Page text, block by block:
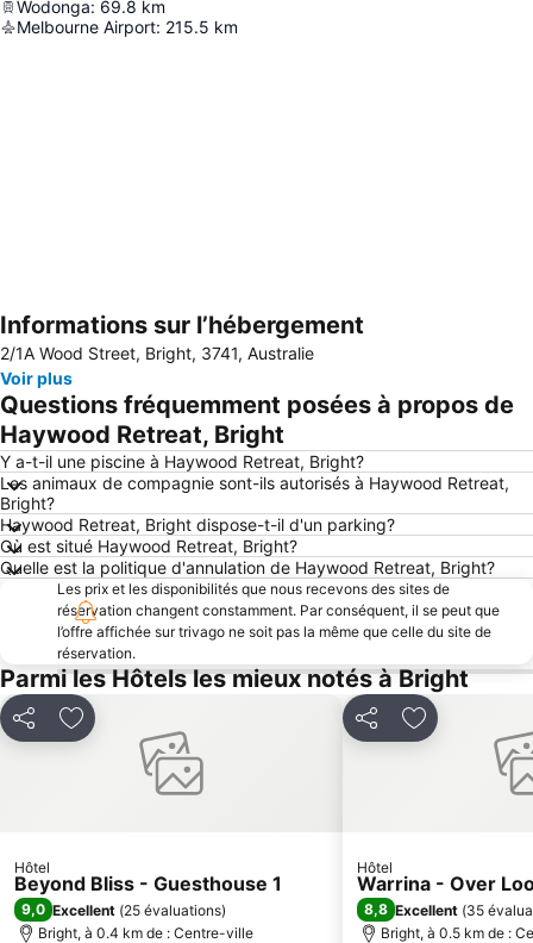
Wodonga: 69.8 km
Melbourne Airport: 215.5 km
Agrandir la carte
Informations sur l’hébergement
2/1A Wood Street, Bright, 3741, Australie
Voir plus
Questions fréquemment posées à propos de
Haywood Retreat, Bright
Y a-t-il une piscine à Haywood Retreat, Bright?
Les animaux de compagnie sont-ils autorisés à Haywood Retreat,
Bright?
Haywood Retreat, Bright dispose-t-il d'un parking?
Où est situé Haywood Retreat, Bright?
Quelle est la politique d'annulation de Haywood Retreat, Bright?
Les prix et les disponibilités que nous recevons des sites de
réservation changent constamment. Par conséquent, il se peut que
l’offre affichée sur trivago ne soit pas la même que celle du site de
réservation.
Parmi les Hôtels les mieux notés à Bright
PartagerAjouter à mes favoris
Hôtel
Beyond Bliss - Guesthouse 1
9,0 Excellent (25 évaluations)
Bright, à 0.4 km de : Centre-ville
PartagerAjouter à
Hôtel
Warrina - Over
8,8 Excellent (35
Bright, à 0.5 km de :